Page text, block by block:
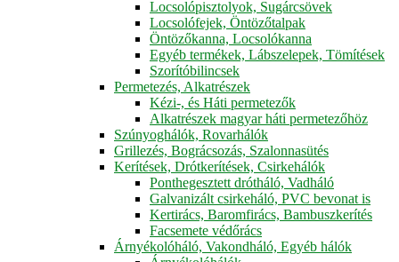
Locsolópisztolyok, Sugárcsövek
Locsolófejek, Öntözőtalpak
Öntözőkanna, Locsolókanna
Egyéb termékek, Lábszelepek, Tömítések
Szorítóbilincsek
Permetezés, Alkatrészek
Kézi-, és Háti permetezők
Alkatrészek magyar háti permetezőhöz
Szúnyoghálók, Rovarhálók
Grillezés, Bográcsozás, Szalonnasütés
Kerítések, Drótkerítések, Csirkehálók
Ponthegesztett drótháló, Vadháló
Galvanizált csirkeháló, PVC bevonat is
Kertirács, Baromfirács, Bambuszkerítés
Facsemete védőrács
Árnyékolóháló, Vakondháló, Egyéb hálók